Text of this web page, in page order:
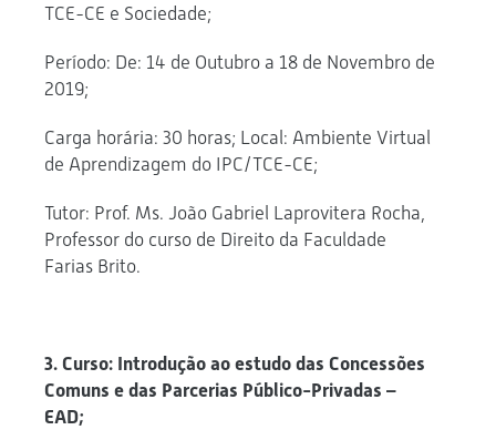
TCE-CE e Sociedade;
Período: De: 14 de Outubro a 18 de Novembro de
2019;
Carga horária: 30 horas; Local: Ambiente Virtual
de Aprendizagem do IPC/TCE-CE;
Tutor: Prof. Ms. João Gabriel Laprovitera Rocha,
Professor do curso de Direito da Faculdade
Farias Brito.
3. Curso: Introdução ao estudo das Concessões
Comuns e das Parcerias Público-Privadas –
EAD;